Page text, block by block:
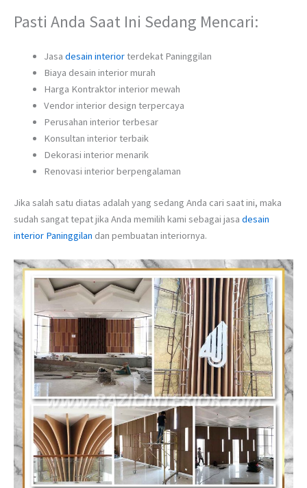
Pasti Anda Saat Ini Sedang Mencari:
Jasa desain interiorterdekat Paninggilan
Biaya desain interior murah
Harga Kontraktor interior mewah
Vendor interior design terpercaya
Perusahan interior terbesar
Konsultan interior terbaik
Dekorasi interior menarik
Renovasi interior berpengalaman
Jika salah satu diatas adalah yang sedang Anda cari saat ini, maka
sudah sangat tepat jika Anda memilih kami sebagai jasa desain
interior Paninggilan dan pembuatan interiornya.